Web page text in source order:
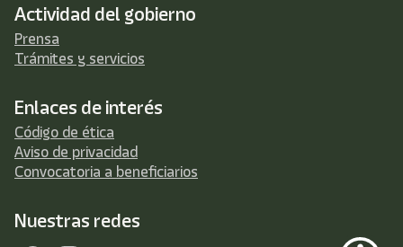
Actividad del gobierno
Prensa
Trámites y servicios
Enlaces de interés
Código de ética
Aviso de privacidad
Convocatoria a beneficiarios
Nuestras redes